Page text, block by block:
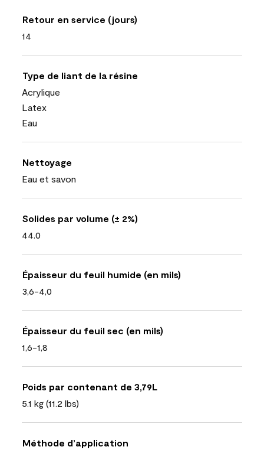
Retour en service (jours)
14
Type de liant de la résine
Acrylique
Latex
Eau
Nettoyage
Eau et savon
Solides par volume (± 2%)
44.0
Épaisseur du feuil humide (en mils)
3,6-4,0
Épaisseur du feuil sec (en mils)
1,6-1,8
Poids par contenant de 3,79L
5.1 kg (11.2 lbs)
Méthode d’application